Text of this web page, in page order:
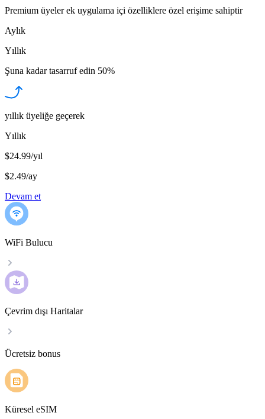
Premium üyeler ek uygulama içi özelliklere özel erişime sahiptir
Aylık
Yıllık
Şuna kadar tasarruf edin 50%
yıllık üyeliğe geçerek
Yıllık
$24.99/yıl
$2.49/ay
Devam et
WiFi Bulucu
Çevrim dışı Haritalar
Ücretsiz bonus
Küresel eSIM